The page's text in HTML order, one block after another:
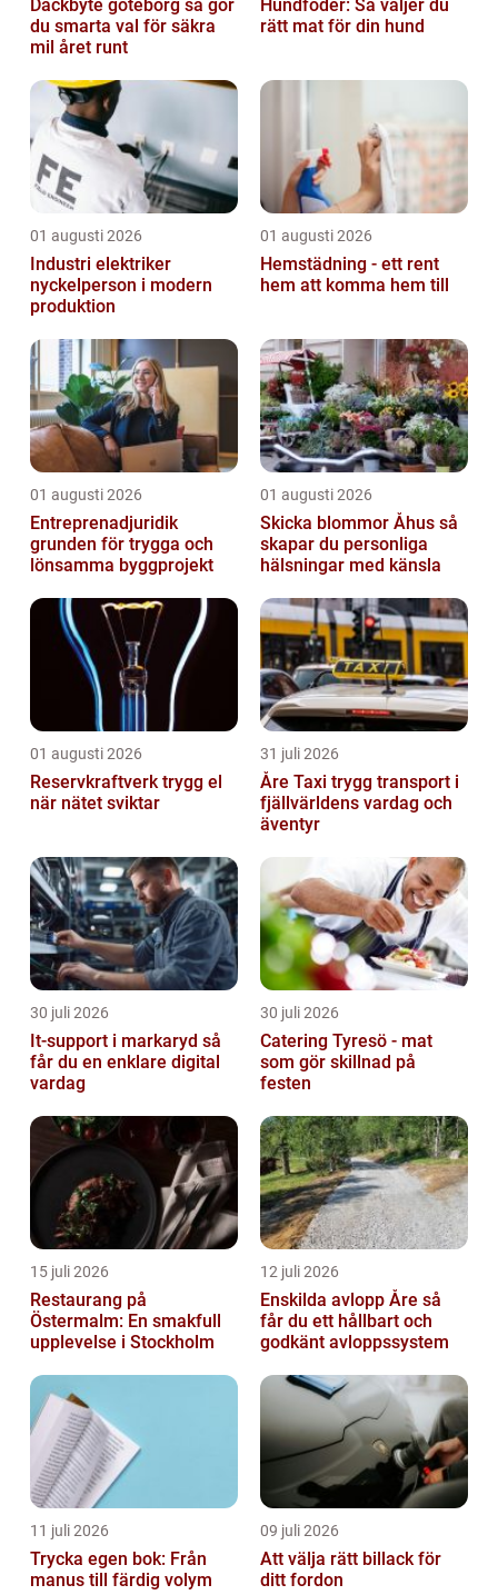
Däckbyte göteborg så gör
du smarta val för säkra
mil året runt
Hundfoder: Så väljer du
rätt mat för din hund
01 augusti 2026
Industri elektriker
nyckelperson i modern
produktion
01 augusti 2026
Hemstädning - ett rent
hem att komma hem till
01 augusti 2026
Entreprenadjuridik
grunden för trygga och
lönsamma byggprojekt
01 augusti 2026
Skicka blommor Åhus så
skapar du personliga
hälsningar med känsla
01 augusti 2026
Reservkraftverk trygg el
när nätet sviktar
31 juli 2026
Åre Taxi trygg transport i
fjällvärldens vardag och
äventyr
30 juli 2026
It-support i markaryd så
får du en enklare digital
vardag
30 juli 2026
Catering Tyresö - mat
som gör skillnad på
festen
15 juli 2026
Restaurang på
Östermalm: En smakfull
upplevelse i Stockholm
12 juli 2026
Enskilda avlopp Åre så
får du ett hållbart och
godkänt avloppssystem
11 juli 2026
Trycka egen bok: Från
manus till färdig volym
09 juli 2026
Att välja rätt billack för
ditt fordon